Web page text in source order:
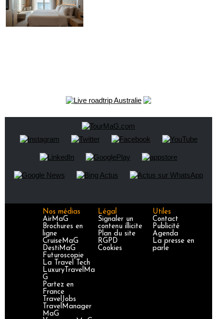
Nos médias
AirMaG
Brochures en
ligne
CruiseMaG
DestiMaG
Futuroscopie
La Travel Tech
LuxuryTravelMa
G
Partez en
France
TravelJobs
TravelManager
MaG
Légal
Signaler un
contenu illicite
Plan du site
RGPD
Cookies
Utiles
Contact
Publicité
Agenda
La presse en
parle